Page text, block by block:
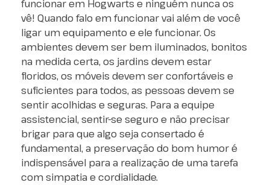
funcionar em Hogwarts e ninguém nunca os
vê! Quando falo em funcionar vai além de você
ligar um equipamento e ele funcionar. Os
ambientes devem ser bem iluminados, bonitos
na medida certa, os jardins devem estar
floridos, os móveis devem ser confortáveis e
suficientes para todos, as pessoas devem se
sentir acolhidas e seguras. Para a equipe
assistencial, sentir-se seguro e não precisar
brigar para que algo seja consertado é
fundamental, a preservação do bom humor é
indispensável para a realização de uma tarefa
com simpatia e cordialidade.